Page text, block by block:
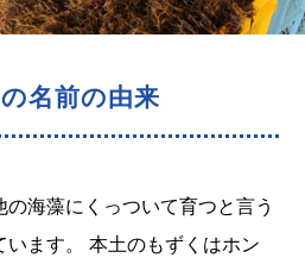
名前の由来
の海藻にくっついて育つと言う
います。 本土のもずくはホン